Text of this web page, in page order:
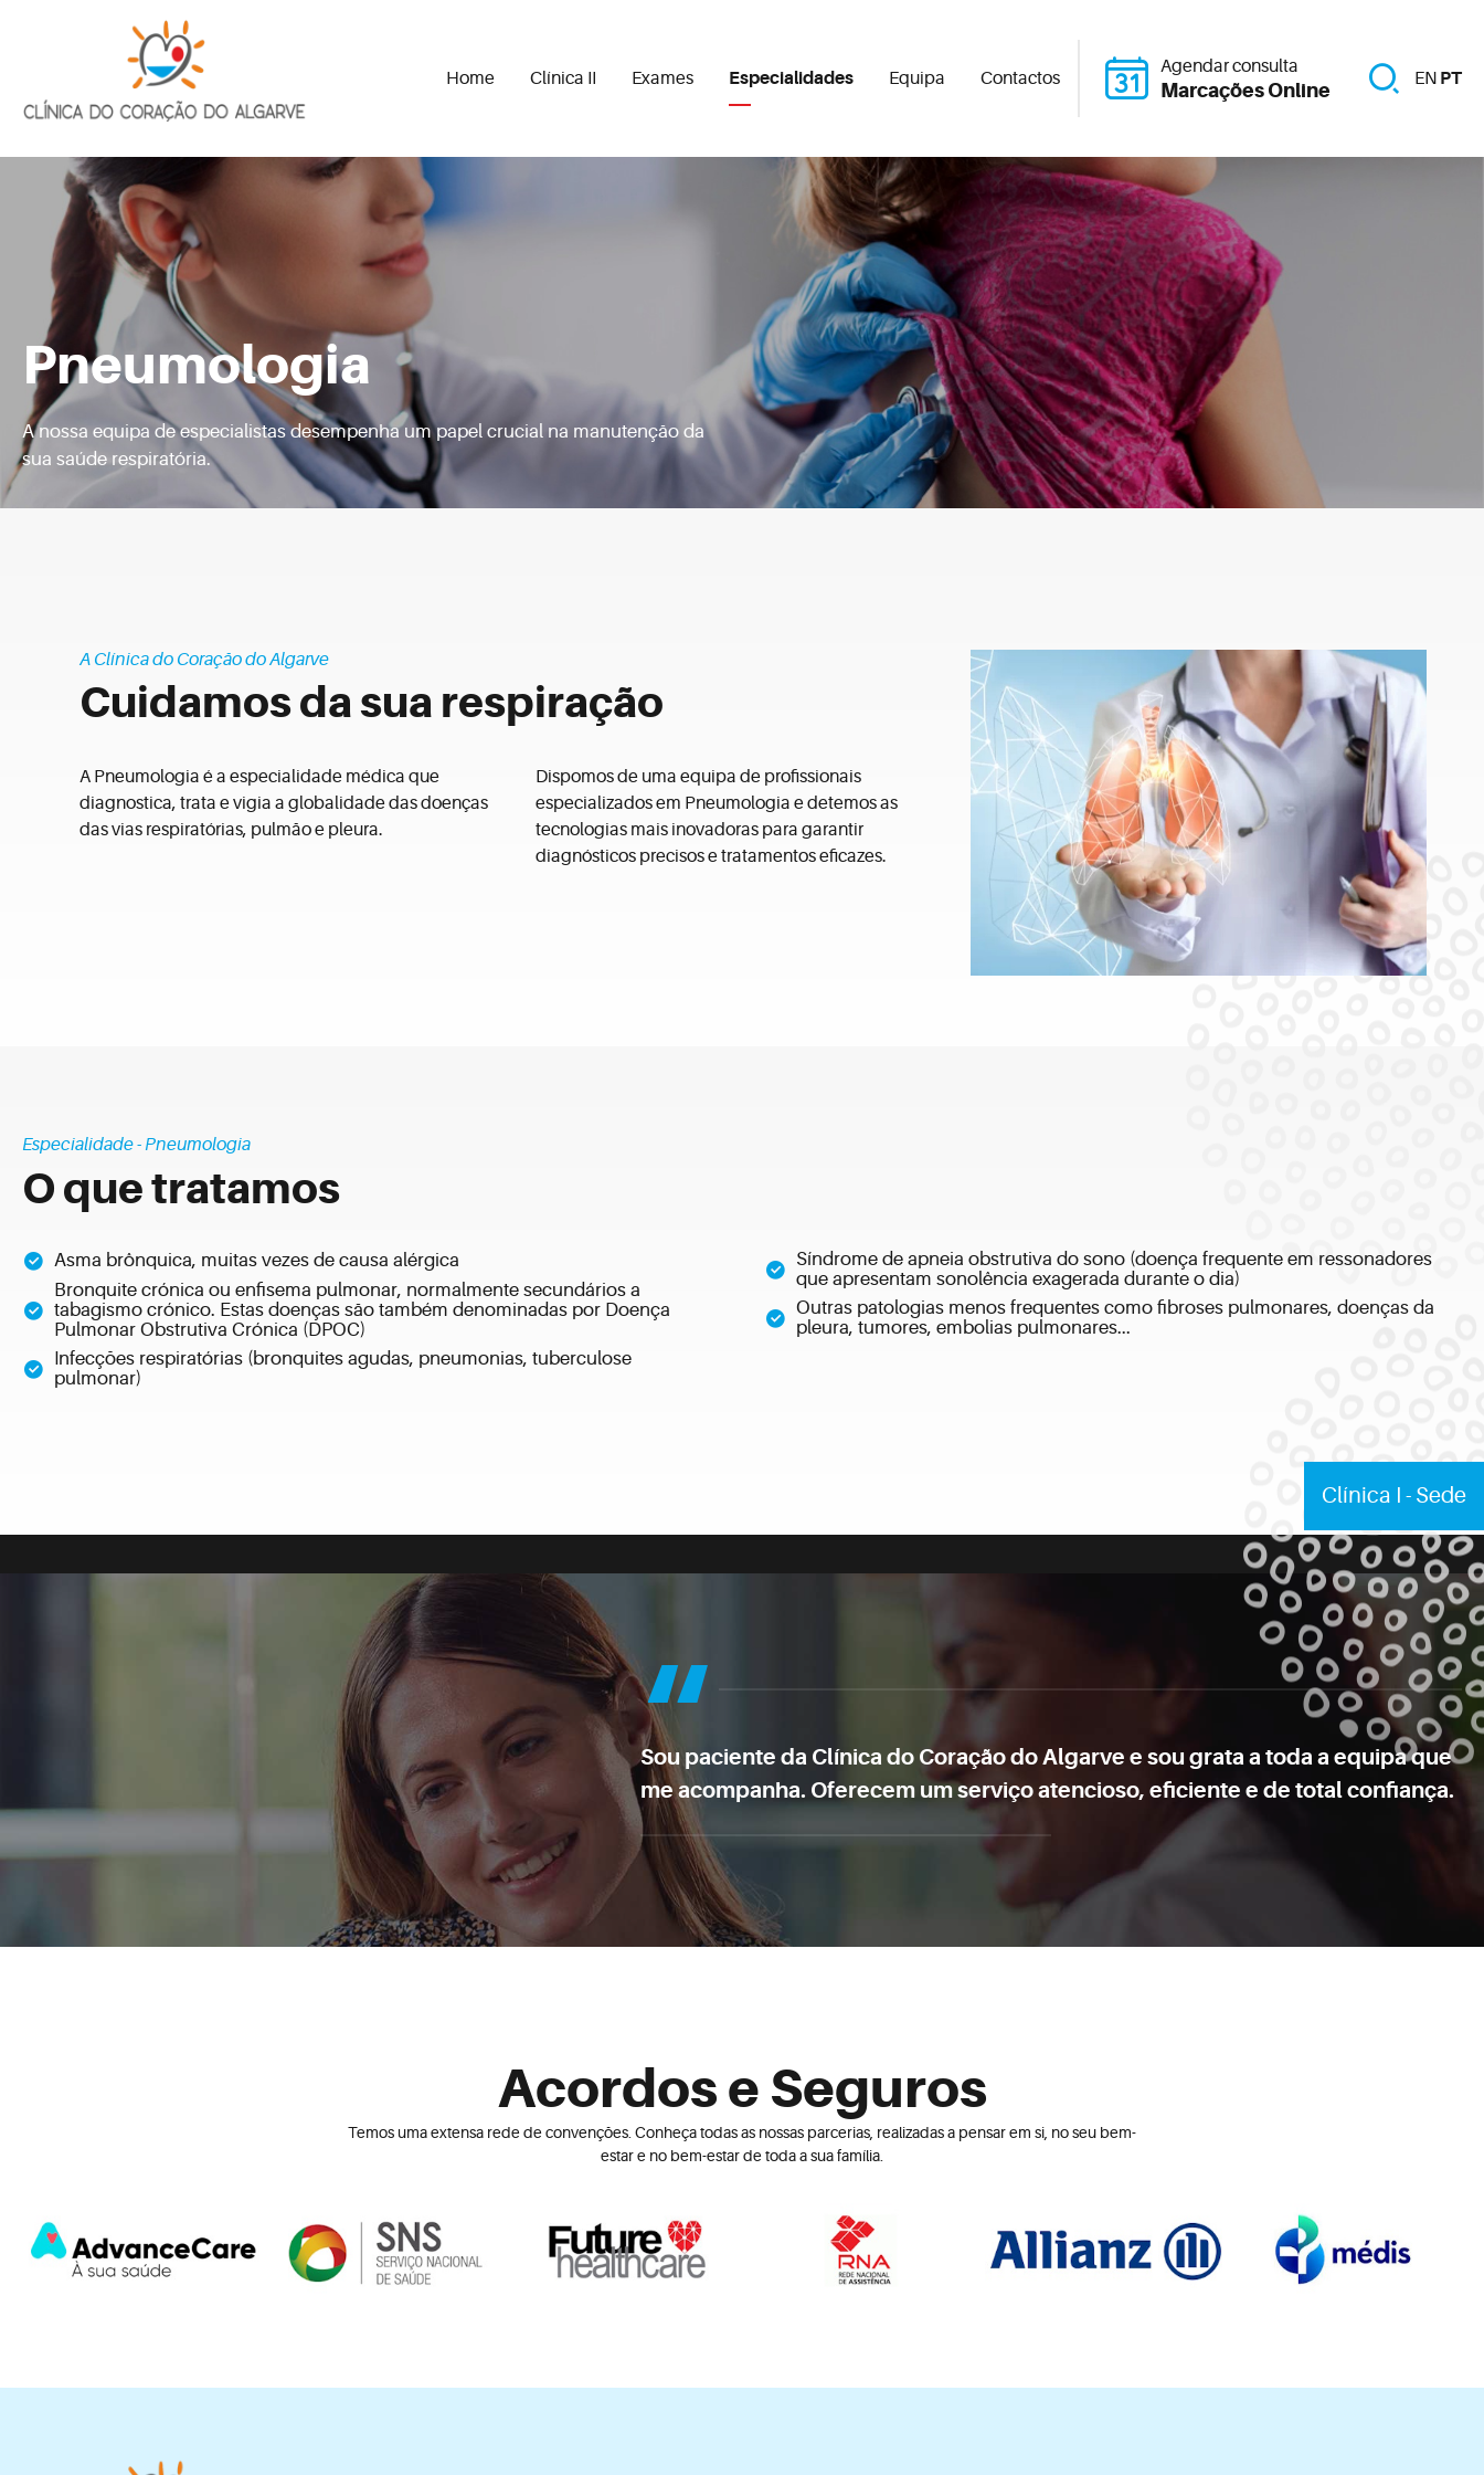
Clínica I - Sede
Home Clínica II Exames Especialidades Equipa Contactos
Agendar consulta
Marcações Online EN PT
Pneumologia
A nossa equipa de especialistas desempenha um papel crucial na manutenção da
sua saúde respiratória.
A Clínica do Coração do Algarve
Cuidamos da sua respiração
A Pneumologia é a especialidade médica que
diagnostica, trata e vigia a globalidade das doenças
das vias respiratórias, pulmão e pleura.
Dispomos de uma equipa de profissionais
especializados em Pneumologia e detemos as
tecnologias mais inovadoras para garantir
diagnósticos precisos e tratamentos eficazes.
Especialidade - Pneumologia
O que tratamos
Asma brônquica, muitas vezes de causa alérgica
Bronquite crónica ou enfisema pulmonar, normalmente secundários a
tabagismo crónico. Estas doenças são também denominadas por Doença
Pulmonar Obstrutiva Crónica (DPOC)
Infecções respiratórias (bronquites agudas, pneumonias, tuberculose
pulmonar)
Síndrome de apneia obstrutiva do sono (doença frequente em ressonadores
que apresentam sonolência exagerada durante o dia)
Outras patologias menos frequentes como fibroses pulmonares, doenças da
pleura, tumores, embolias pulmonares...
Sou paciente da Clínica do Coração do Algarve e sou grata a toda a equipa que
me acompanha. Oferecem um serviço atencioso, eficiente e de total confiança.
Acordos e Seguros
Temos uma extensa rede de convenções. Conheça todas as nossas parcerias, realizadas a pensar em si, no seu bem-
estar e no bem-estar de toda a sua família.